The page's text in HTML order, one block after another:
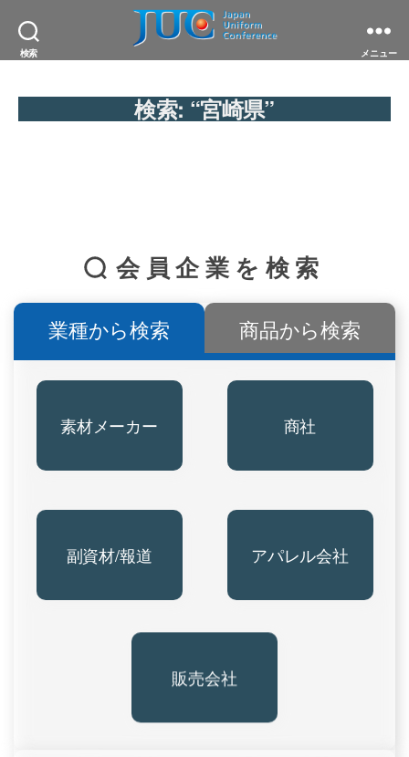
検索
一
般
フ
ォ
ー
ム
協
メニュー
検索: “宮崎県”
会員企業を検索
業種から検索
素材メーカー 商社
副資材/報道 アパレル会社
販売会社
商品から検索